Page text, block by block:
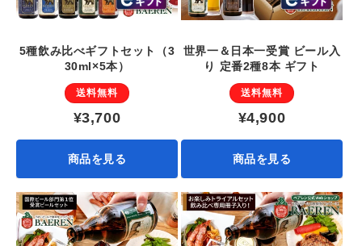
5種飲み比べギフトセット（3
30ml×5本）
送料無料
¥3,700
商品を見る
世界一＆日本一受賞 ビール入
り 定番2種8本 ギフト
送料無料
¥4,900
商品を見る